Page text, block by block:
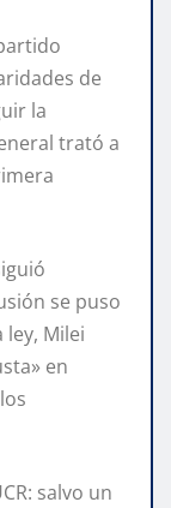
de
la
trató a
se puso
ley, Milei
en
salvo un